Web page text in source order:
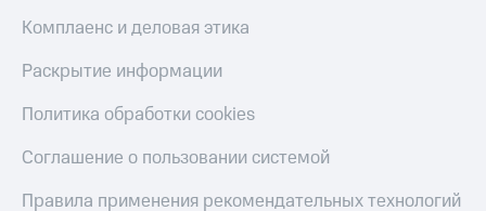
Комплаенс и деловая этика
Раскрытие информации
Политика обработки cookies
Соглашение о пользовании системой
Правила применения рекомендательных технологий